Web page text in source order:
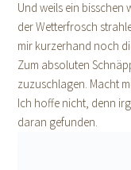
Und weils ein
der Wetterfrosch
mir kurzerhand noch
Zum absoluten
zuzuschlagen. Macht
Ich hoffe nicht, denn
daran gefunden.